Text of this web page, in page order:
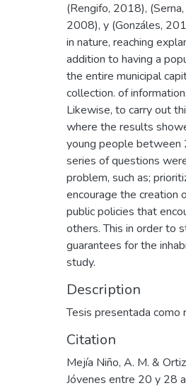
(Rengifo, 2018),
2008), y (Gonzáles,
in nature, reaching
addition to having a
the entire municipal
collection. of information.
Likewise, to carry out
where the results
young people between
series of questions
problem, such as;
encourage the creation
public policies that
others. This in order to
guarantees for the
study.
Description
Tesis presentada como
Citation
Mejía Niño, A. M. &
Jóvenes entre 20 y 28